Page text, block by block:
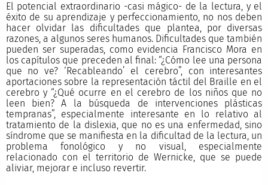
El potencial extraordinario -casi mágico- de la lectura, y el
éxito de su aprendizaje y perfeccionamiento, no nos deben
hacer olvidar las dificultades que plantea, por diversas
razones, a algunos seres humanos. Dificultades que también
pueden ser superadas, como evidencia Francisco Mora en
los capítulos que preceden al final: “¿Cómo lee una persona
que no ve? ‘Recableando’ el cerebro”, con interesantes
aportaciones sobre la representación táctil del Braille en el
cerebro y “¿Qué ocurre en el cerebro de los niños que no
leen bien? A la búsqueda de intervenciones plásticas
tempranas”, especialmente interesante en lo relativo al
tratamiento de la dislexia, que no es una enfermedad, sino
síndrome que se manifiesta en la dificultad de la lectura, un
problema fonológico y no visual, especialmente
relacionado con el territorio de Wernicke, que se puede
aliviar, mejorar e incluso revertir.